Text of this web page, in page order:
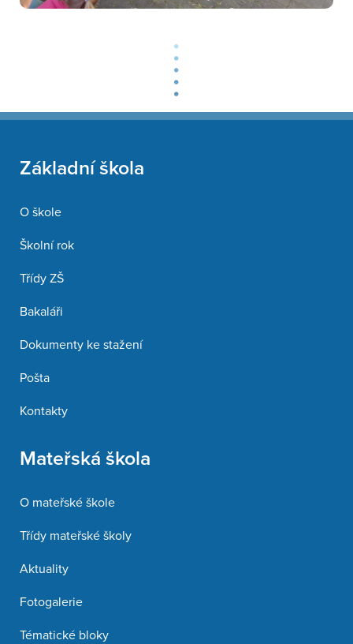
Základní škola
O škole
Školní rok
Třídy ZŠ
Bakaláři
Dokumenty ke stažení
Pošta
Kontakty
Mateřská škola
O mateřské škole
Třídy mateřské školy
Aktuality
Fotogalerie
Tématické bloky